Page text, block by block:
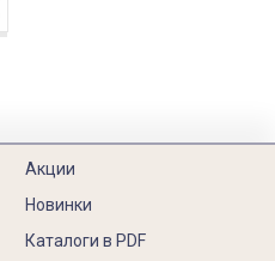
Акции
Новинки
Каталоги в PDF